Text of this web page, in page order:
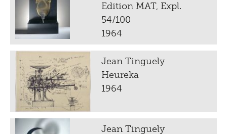
Edition MAT, Expl.
54/100
1964
Jean Tinguely
Heureka
1964
Jean Tinguely